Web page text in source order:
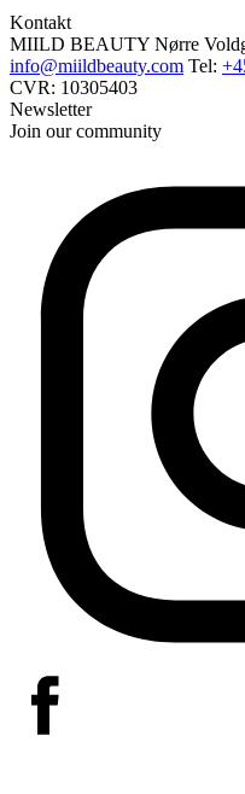
Kontakt
MIILD BEAUTY Nørre
info@miildbeauty.com Tel:
CVR: 10305403
Newsletter
Join our community